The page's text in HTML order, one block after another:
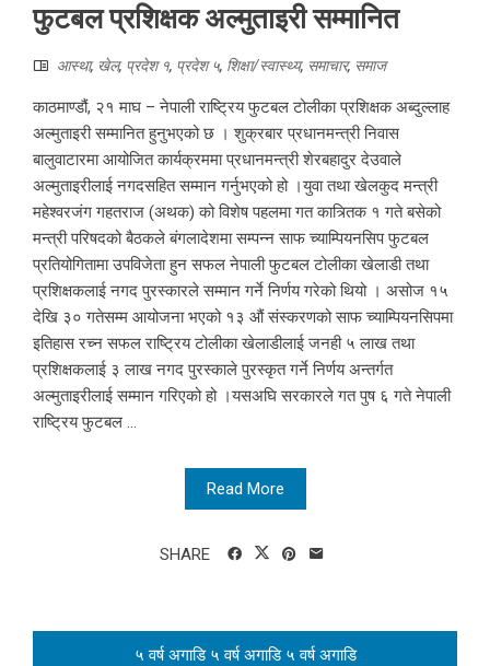
फुटबल प्रशिक्षक अल्मुताइरी सम्मानित
आस्था, खेल, प्रदेश १, प्रदेश ५, शिक्षा/स्वास्थ्य, समाचार, समाज
काठमाण्डौं, २१ माघ – नेपाली राष्ट्रिय फुटबल टोलीका प्रशिक्षक अब्दुल्लाह
अल्मुताइरी सम्मानित हुनुभएको छ । शुक्रबार प्रधानमन्त्री निवास
बालुवाटारमा आयोजित कार्यक्रममा प्रधानमन्त्री शेरबहादुर देउवाले
अल्मुताइरीलाई नगदसहित सम्मान गर्नुभएको हो ।युवा तथा खेलकुद मन्त्री
महेश्वरजंग गहतराज (अथक) को विशेष पहलमा गत कात्र्तिक १ गते बसेको
मन्त्री परिषदको बैठकले बंगलादेशमा सम्पन्न साफ च्याम्पियनसिप फुटबल
प्रतियोगितामा उपविजेता हुन सफल नेपाली फुटबल टोलीका खेलाडी तथा
प्रशिक्षकलाई नगद पुरस्कारले सम्मान गर्ने निर्णय गरेको थियो । असोज १५
देखि ३० गतेसम्म आयोजना भएको १३ औं संस्करणको साफ च्याम्पियनसिपमा
इतिहास रच्न सफल राष्ट्रिय टोलीका खेलाडीलाई जनही ५ लाख तथा
प्रशिक्षकलाई ३ लाख नगद पुरस्काले पुरस्कृत गर्ने निर्णय अन्तर्गत
अल्मुताइरीलाई सम्मान गरिएको हो ।यसअघि सरकारले गत पुष ६ गते नेपाली
राष्ट्रिय फुटबल ...
Read More
SHARE
५ वर्ष अगाडि ५ वर्ष अगाडि ५ वर्ष अगाडि